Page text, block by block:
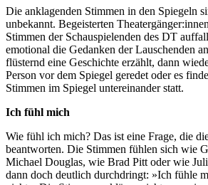
Die anklagenden Stimmen in den Spiegeln
unbekannt. Begeisterten
Stimmen der Schauspielenden des DT
emotional die Gedanken der Lauschenden
flüsternd eine Geschichte erzählt, dann
Person vor dem Spiegel geredet oder es
Stimmen im Spiegel untereinander statt.
Ich fühl mich
Wie fühl ich mich? Das ist eine Frage, die
beantworten. Die Stimmen fühlen sich wie
Michael Douglas, wie Brad Pitt oder wie
dann doch deutlich durchdringt: »Ich fühle